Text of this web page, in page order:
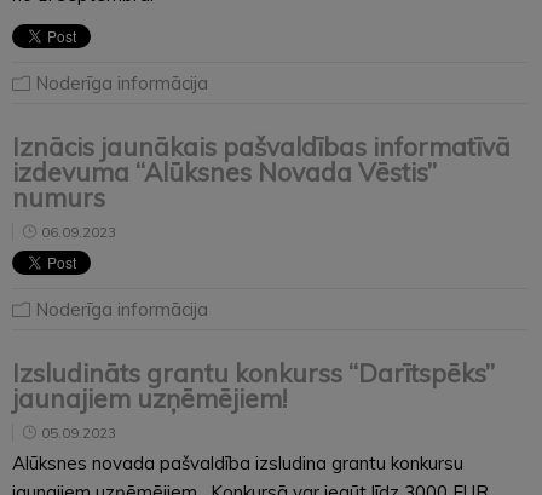
Noderīga informācija
Iznācis jaunākais pašvaldības informatīvā
izdevuma “Alūksnes Novada Vēstis”
numurs
06.09.2023
Noderīga informācija
Izsludināts grantu konkurss “Darītspēks”
jaunajiem uzņēmējiem!
05.09.2023
Alūksnes novada pašvaldība izsludina grantu konkursu